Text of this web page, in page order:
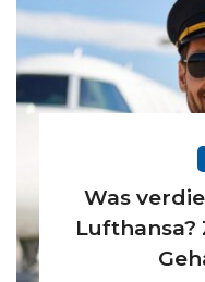
Was
Lufthansa?